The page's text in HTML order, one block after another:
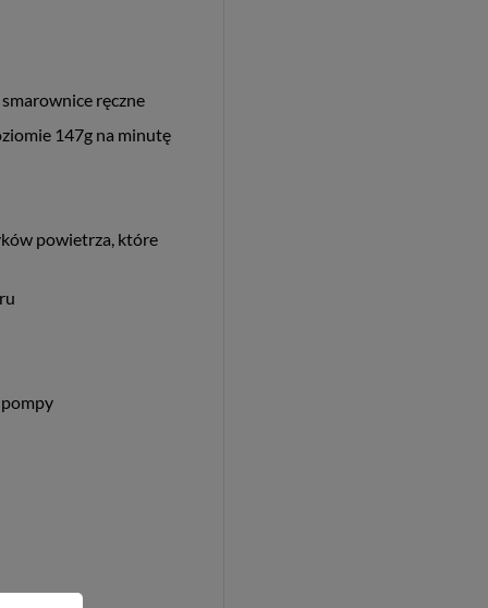
ręczne
147g na minutę
powietrza, które